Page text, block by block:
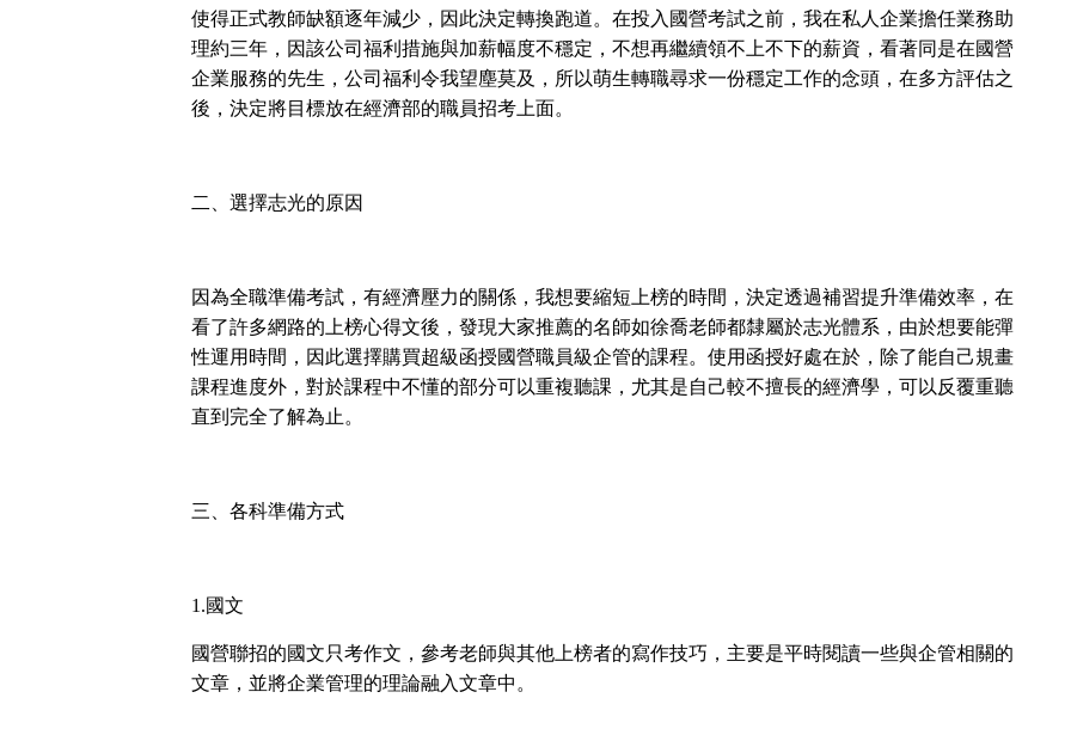
使得正式教師缺額逐年減少，因此決定轉換跑道。在投入國營考試之前，我在私人企業擔任業務助
理約三年，因該公司福利措施與加薪幅度不穩定，不想再繼續領不上不下的薪資，看著同是在國營
企業服務的先生，公司福利令我望塵莫及，所以萌生轉職尋求一份穩定工作的念頭，在多方評估之
後，決定將目標放在經濟部的職員招考上面。
二、選擇志光的原因
因為全職準備考試，有經濟壓力的關係，我想要縮短上榜的時間，決定透過補習提升準備效率，在
看了許多網路的 上榜心得文後，發現大家推薦的名師如徐喬老師都隸屬於志光體系，由於想要能彈
性運用時間，因此選擇購買超級函授國營職員級企管的課程。使用函授好處在於，除了能自己規畫
課程進度外，對於課程中不懂的部分可以重複聽課，尤其是自己較不擅長的經濟學，可以反覆重聽
直到完全了解為止。
三、各科準備方式
1.國文
國營聯招的國文只考作文，參考老師與其他上榜者的寫作技巧，主要是平時閱讀一些與企管相關的
文章，並將企業管理的理論融入文章中。